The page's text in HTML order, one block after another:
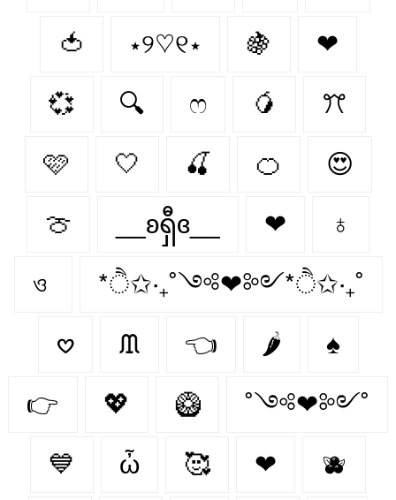
🍅 ⋆୨♡୧⋆ 🍇 ❤︎
💞 🔍 ෆ 🥭 ꔫ
🩷 🤍 🍒 🍊 😍
🍈 __ʚရှီɞ__ ❤ ♁
ও *ੈ✩‧₊˚༺❤︎༻*ੈ✩‧₊˚
𖹭 ᙢ 👈 🌶️ ♠
👉 💖 🥝 ˚༺❤︎༻˚
💙 ὦ 🥰 ❤︎‬ 🫐